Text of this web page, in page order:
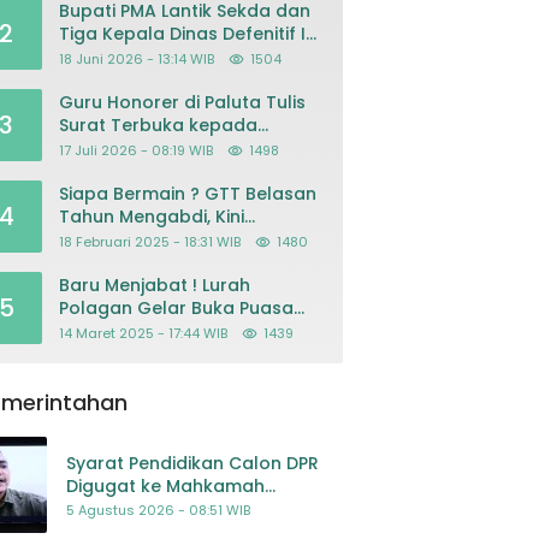
2
Bupati PMA Lantik Sekda dan
Tiga Kepala Dinas Defenitif Ini
orangnya
18 Juni 2026 - 13:14 WIB 1504
3
Guru Honorer di Paluta Tulis
Surat Terbuka kepada
Presiden Prabowo, Mohon
Kriminalisasi
17 Juli 2026 - 08:19 WIB 1498
Siapa Bermain ? GTT Belasan
Tahun Mengabdi, Kini
Dikeluarkan Sepihak Dari
18 Februari 2025 - 18:31 WIB 1480
Baru Menjabat ! Lurah
Polagan Gelar Buka Puasa
Bersama
14 Maret 2025 - 17:44 WIB 1439
Syarat Pendidikan Calon DPR
Digugat ke Mahkamah
Konstitusi
5 Agustus 2026 - 08:51 WIB